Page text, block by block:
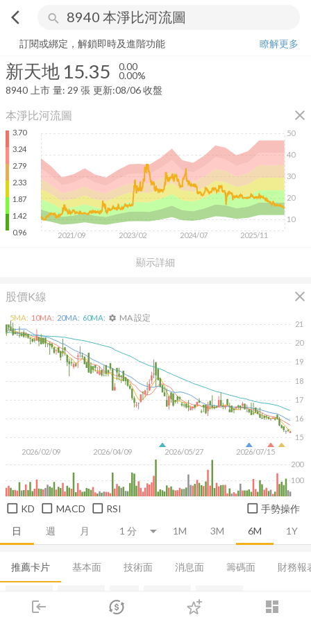
arrow_back_ios search
login dashboard
市場 登入
新天地 15.35 0.00%
訂閱或綁定，解鎖即時及進階功能
瞭解更多
新天地 15.35 0.00
0.00%
8940 上市 量: 29 張 更新:08/06 收盤
本淨比河流圖 close
顯示詳細
3.70
3.24
2.79
2.33
1.87
1.42
0.96
2021/09 2023/02 2024/07 2025/11
10
20
30
40
50
股價K線 close
日 週 月 1M 3M 6M 1Y
2026/02/09 2026/04/09 2026/05/27 2026/07/15
15
16
17
18
19
20
21
100
200
5MA: 10MA: 20MA: 60MA: settings MA 設定
KD MACD RSI 手勢操作
推薦卡片 基本面 技術面 消息面 籌碼面 財務報